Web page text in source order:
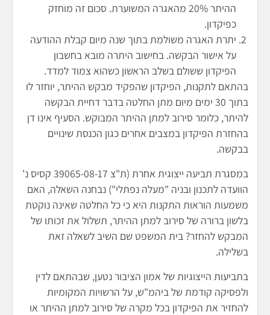
ההיתר 20% מהאגרה המשוערת. סכום זה מוחזק
כפיקדון.
יתרת האגרה משולמת בתוך שנה מיום קבלת ההודעה
על אישור הבקשה. בחישוב היתרה מובא בחשבון
הפיקדון ששולם בשלב הראשון כשהוא צמוד למדד.
בהתאם לתקנות, הפיקדון שהפקיד מבקש ההיתר, יוחזר לו
בתוך 30 ימים מיום מתן החלטה בדבר דחיית הבקשה
להיתר, כלומר סירוב למתן ההיתר המבוקש. הסעיף אינו דן
בהחזרת הפיקדון במצבים אחרים כגון הכנסת שינויים
בבקשה.
במסגרת תביעה ייצוגית אחרת (ת"צ 39065-08-17 קסיס נ'
הוועדה לתכנון ובניה "מעלה נפתלי") נבחנה השאלה, האם
משמעות הוראות התקנות היא כי כל החלטה שאינה נוקטת
בלשון ברורה של סירוב למתן ההיתר, תשלול את זכותו של
המבקש להחזר? בית המשפט שם השיב לשאלה זאת
בשלילה.
בתביעות הייצוגיות של אמון הציבור נטען, שבהתאם לדין
ולפסיקה קודמת של ביהמ"ש, על הרשויות המקומיות
להחזיר את הפיקדון בכל מקרה של סירוב למתן ההיתר או